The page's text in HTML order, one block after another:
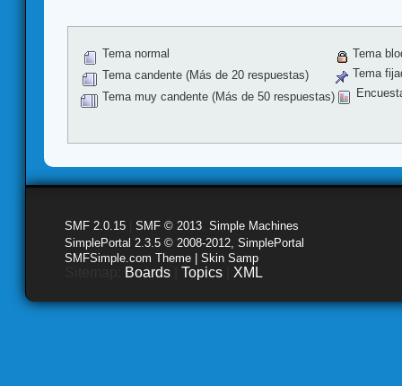
Tema normal
Tema candente (Más de 20 respuestas)
Tema muy candente (Más de 50 respuestas)
Tema
Tema
SMF 2.0.15 SMF © 2013 Simple Machines
SimplePortal 2.3.5 © 2008-2012, SimplePortal
SMFSimple.com Theme | Skin Samp
Boards Topics XML